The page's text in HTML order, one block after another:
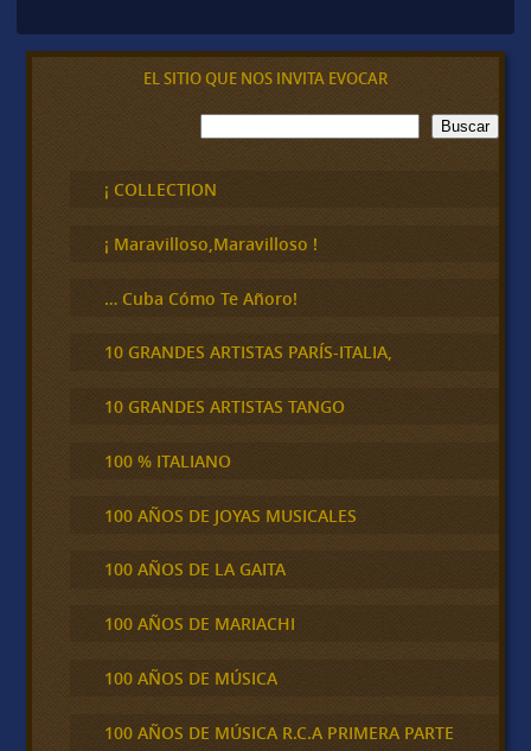
EL SITIO QUE NOS INVITA EVOCAR
B
u
c
a
Buscar
¡ COLLECTION
¡ Maravilloso,Maravilloso !
… Cuba Cómo Te Añoro!
10 GRANDES ARTISTAS PARÍS-ITALIA,
10 GRANDES ARTISTAS TANGO
100 % ITALIANO
100 AÑOS DE JOYAS MUSICALES
100 AÑOS DE LA GAITA
100 AÑOS DE MARIACHI
100 AÑOS DE MÚSICA
100 AÑOS DE MÚSICA R.C.A PRIMERA PARTE